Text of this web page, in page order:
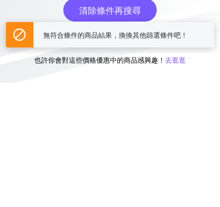
清除條件再搜尋
或
也許你會對這些價格優惠中的商品感興趣！ 去逛逛
無符合條件的商品結果，換換其他篩選條件吧！